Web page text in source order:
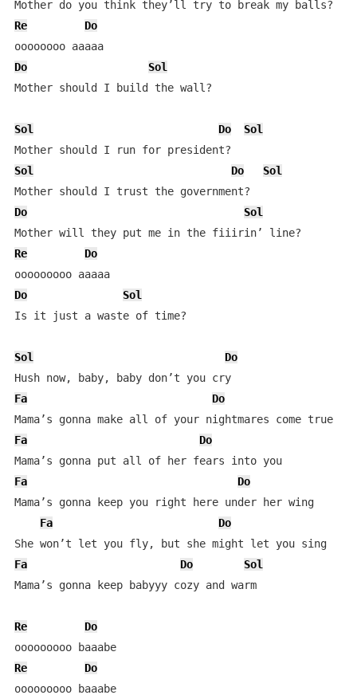
Re
Do
oooooooo aaaaa
Do
Sol
Mother should I build the wall?
Sol Do
Sol
Sol
Do
Sol
Do
Sol
Re
Do
ooooooooo aaaaa
Do
Sol
Is it just a waste of time?
Sol
Do
Hush now, baby, baby don’t you cry
Fa
Do
Mama’s gonna make all of your nightmares come true
Fa
Do
Mama’s gonna put all of her fears into you
Fa
Do
Mama’s gonna keep you right here under her wing
Fa
Do
She won’t let you fly, but she might let you sing
Fa
Do
Sol
Mama’s gonna keep babyyy cozy and warm
Re
Do
ooooooooo baaabe
Re
Do
ooooooooo baaabe